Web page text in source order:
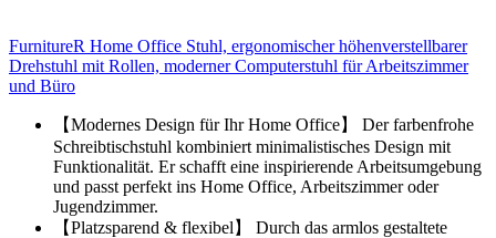
FurnitureR Home Office Stuhl, ergonomischer höhenverstellbarer
Drehstuhl mit Rollen, moderner Computerstuhl für Arbeitszimmer
und Büro
【Modernes Design für Ihr Home Office】 Der farbenfrohe
Schreibtischstuhl kombiniert minimalistisches Design mit
Funktionalität. Er schafft eine inspirierende Arbeitsumgebung
und passt perfekt ins Home Office, Arbeitszimmer oder
Jugendzimmer.
【Platzsparend & flexibel】 Durch das armlos gestaltete